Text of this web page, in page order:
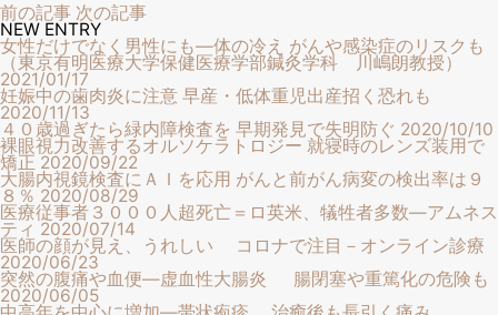
前の記事 次の記事
NEW ENTRY
女性だけでなく男性にも―体の冷え がんや感染症のリスクも
（東京有明医療大学保健医療学部鍼灸学科 川嶋朗教授）
2021/01/17
妊娠中の歯肉炎に注意 早産・低体重児出産招く恐れも
2020/11/13
４０歳過ぎたら緑内障検査を 早期発見で失明防ぐ 2020/10/10
裸眼視力改善するオルソケラトロジー 就寝時のレンズ装用で
矯正 2020/09/22
大腸内視鏡検査にＡＩを応用 がんと前がん病変の検出率は９
８％ 2020/08/29
医療従事者３０００人超死亡＝ロ英米、犠牲者多数―アムネス
ティ 2020/07/14
医師の顔が見え、うれしい コロナで注目－オンライン診療
2020/06/23
突然の腹痛や血便―虚血性大腸炎 腸閉塞や重篤化の危険も
2020/06/05